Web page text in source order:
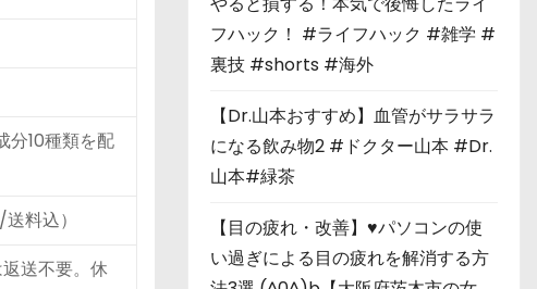
分10種類を配
料込）
送不要。休
フハック！ #ライフハック #雑学 #
裏技 #shorts #海外
【Dr.山本おすすめ】血管がサラサラ
になる飲み物2 #ドクター山本 #Dr.
山本#緑茶
【目の疲れ・改善】♥パソコンの使
い過ぎによる目の疲れを解消する方